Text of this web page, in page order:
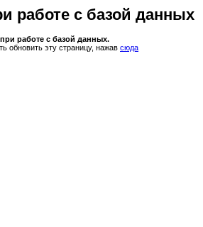
работе с базой данных
работе с базой данных.
обновить эту страницу, нажав сюда